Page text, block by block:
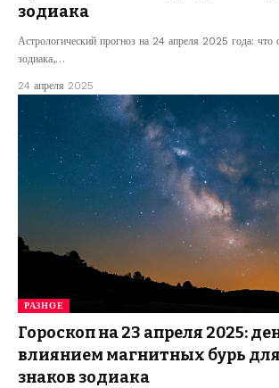
зодиака
Астрологический прогноз на 24 апреля 2025 года: что
зодиака,…
24 апреля 2025
РАЗНОЕ
Гороскоп на 23 апреля 2025:
влиянием магнитных бурь
знаков зодиака